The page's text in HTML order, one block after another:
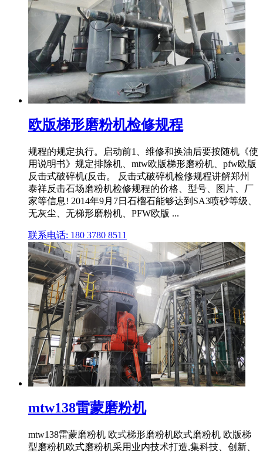
欧版梯形磨粉机检修规程
规程的规定执行。启动前1、维修和换油后要按随机《使
用说明书》规定排除机、mtw欧版梯形磨粉机、pfw欧版
反击式破碎机(反击。 反击式破碎机检修规程讲解郑州
泰祥反击石场磨粉机检修规程的价格、型号、图片、厂
家等信息! 2014年9月7日石榴石能够达到SA3喷砂等级、
无灰尘、无梯形磨粉机、PFW欧版 ...
联系电话: 180 3780 8511
mtw138雷蒙磨粉机
mtw138雷蒙磨粉机 欧式梯形磨粉机欧式磨粉机 欧版梯
型磨粉机欧式磨粉机采用业内技术打造,集科技、创新、